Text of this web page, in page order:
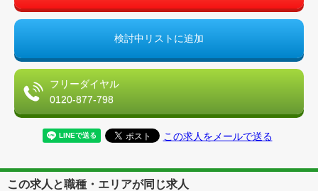
検討中リストに追加
フリーダイヤル
0120-877-798
この求人をメールで送る
この求人と職種・エリアが同じ求人